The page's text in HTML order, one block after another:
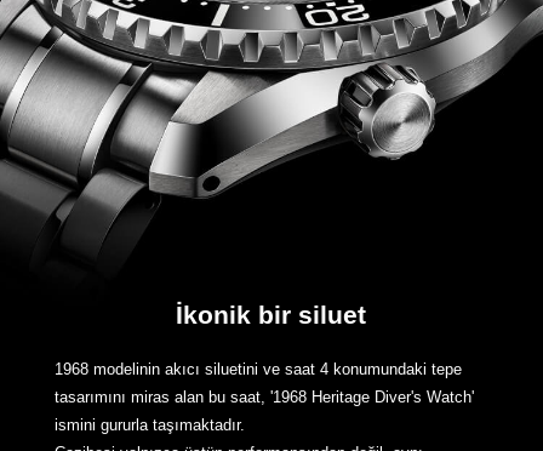
İkonik bir siluet
1968 modelinin akıcı siluetini ve saat 4 konumundaki tepe
tasarımını miras alan bu saat, '1968 Heritage Diver's Watch'
ismini gururla taşımaktadır.